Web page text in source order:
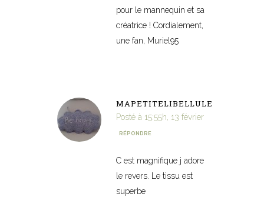
pour le mannequin et sa
créatrice ! Cordialement,
une fan, Muriel95
MAPETITELIBELLULE
Posté à 15:55h, 13 février
RÉPONDRE
C est magnifique j adore
le revers. Le tissu est
superbe